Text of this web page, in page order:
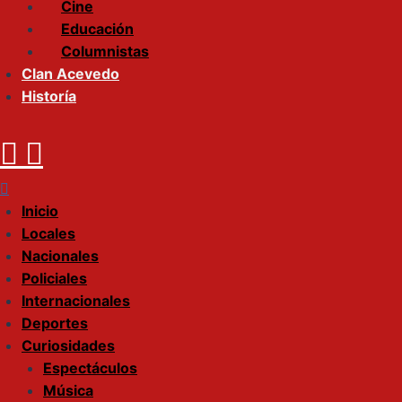
Cine
Educación
Columnistas
Clan Acevedo
Historía
Inicio
Locales
Nacionales
Policiales
Internacionales
Deportes
Curiosidades
Espectáculos
Música